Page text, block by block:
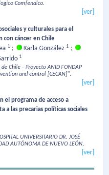
Comfenalco.
[ver]
y culturales para el
con cáncer en Chile
1 ; Karla González 1 ;
1
Chile - Proyecto ANID FONDAP
and control [CECAN]".
[ver]
el programa de acceso a
a las precarias políticas sociales
UNIVERSITARIO DR. JOSÉ
AUTÓNOMA DE NUEVO LEÓN.
[ver]